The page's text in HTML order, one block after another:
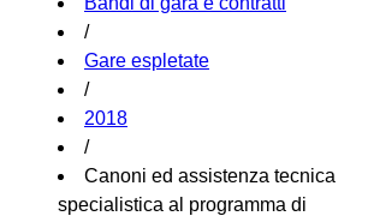
/
Gare espletate
/
2018
/
Canoni ed assistenza tecnica
specialistica al programma di